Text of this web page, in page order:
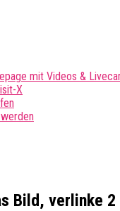
mit Videos &
X
Bild, verlinke